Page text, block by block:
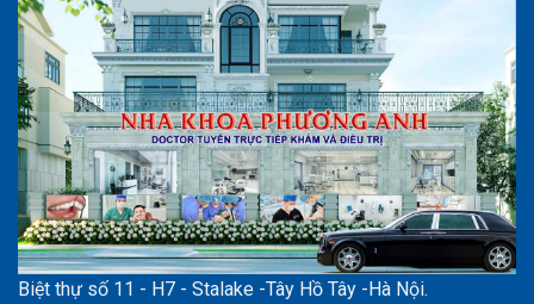
Biệt thự số 11 - H7 - Stalake -Tây Hồ Tây -Hà Nội.